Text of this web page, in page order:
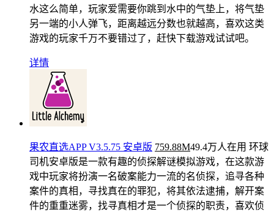
水这么简单，玩家爱需要你跳到水中的气垫上，将气垫
另一端的小人弹飞，距离越远分数也就越高，喜欢这类
游戏的玩家千万不要错过了，赶快下载游戏试试吧。
详情
果农直选APP V3.5.75 安卓版 759.88M49.4万人在用 环球
司机安卓版是一款有趣的侦探解谜模拟游戏，在这款游
戏中玩家将扮演一名破案能力一流的名侦探，追寻各种
案件的真相，寻找真在的罪犯，将其依法逮捕，解开案
件的重重迷雾，找寻真相才是一个侦探的职责，喜欢侦